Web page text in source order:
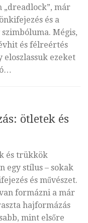
„dreadlock”, már
és a
Mégis,
és félreértés
eloszlassuk ezeket
ötletek és
és trükkök
egy stílus – sokak
és művészet.
formázni a már
hajformázás
mint elsőre